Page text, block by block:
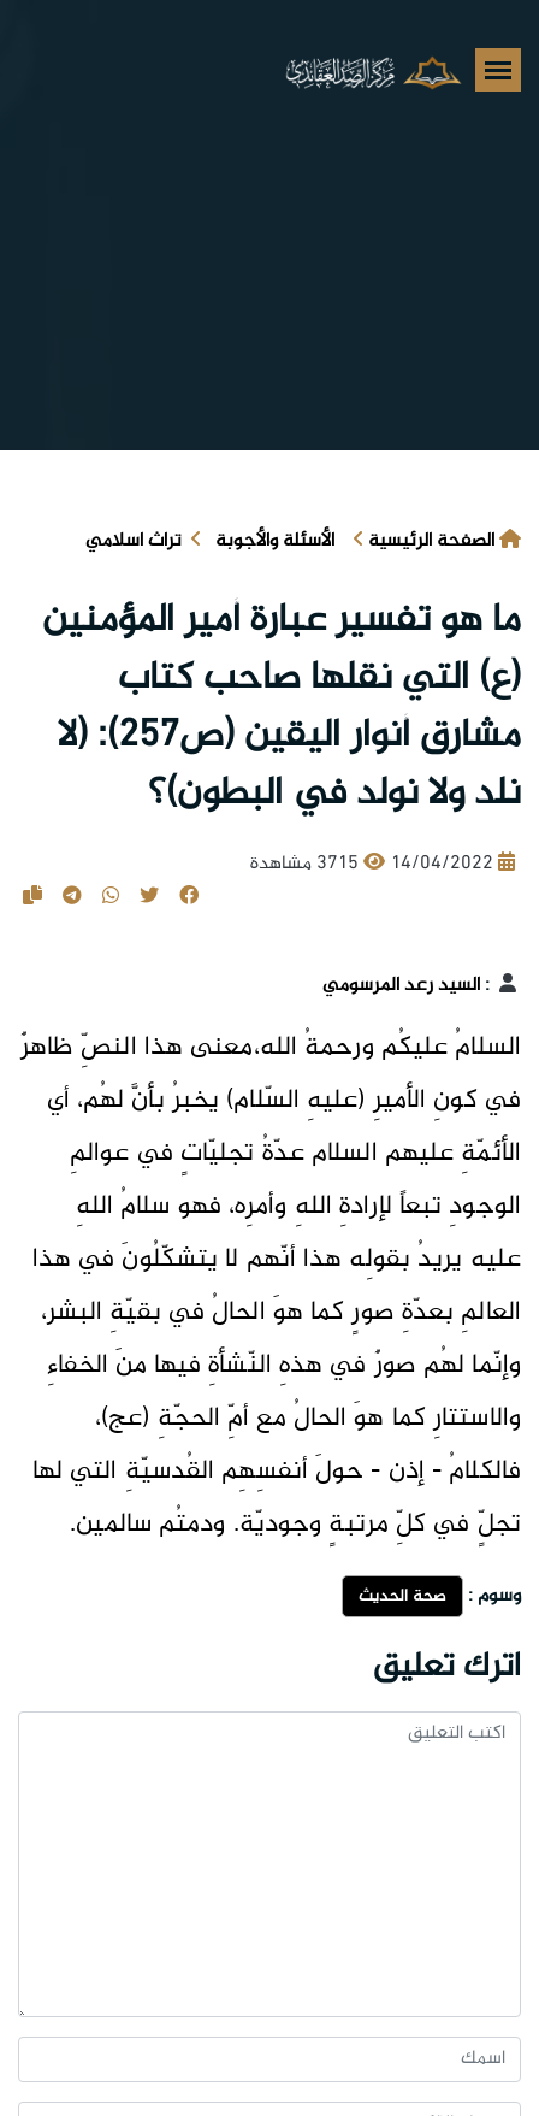
الصفحة الرئيسية الأسئلة والأجوبة تراث اسلامي
ما هو تفسير عبارة أمير المؤمنين
(ع) التي نقلها صاحب كتاب
مشارق أنوار اليقين (ص257): (لا
نلد ولا نولد في البطون)؟
14/04/2022 3715 مشاهدة
:السيد رعد المرسومي
السلامُ عليكُم ورحمةُ الله،معنى هذا النصِّ ظاهرٌ
في كونِ الأميرِ (عليهِ السّلام) يخبرُ بأنَّ لهُم، أي
الأئمّةِ عليهم السلام عدّةُ تجليّاتٍ في عوالمِ
الوجودِ تبعاً لإرادةِ اللهِ وأمرِه، فهو سلامُ اللهِ
عليه يريدُ بقولِه هذا أنّهم لا يتشكّلُونَ في هذا
العالمِ بعدّةِ صورٍ كما هوَ الحالُ في بقيّةِ البشر،
وإنّما لهُم صورٌ في هذهِ النّشأةِ فيها منَ الخفاءِ
والاستتارِ كما هوَ الحالُ مع أمِّ الحجّةِ (عج)،
فالكلامُ - إذن - حولَ أنفسِهِم القُدسيّةِ التي لها
تجلٍّ في كلِّ مرتبةٍ وجوديّة. ودمتُم سالمين.
وسوم : صحة الحديث
اترك تعليق